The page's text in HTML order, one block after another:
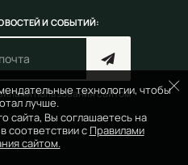
технологии, чтобы
лучше.
сайта, Вы соглашаетесь на
соответствии с Правилами
сайтом.
И СОБЫТИЙ:
пользования сайтом